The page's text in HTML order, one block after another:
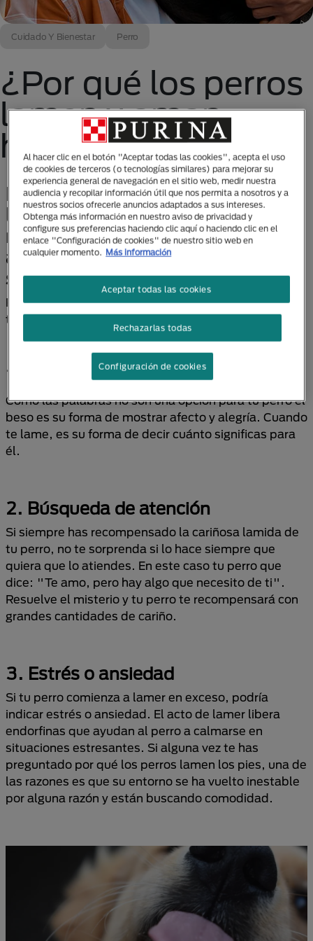
Cuidado Y Bienestar Perro
¿Por qué los perros
lamen y aman
hacerlo?
Hay muchas razones del por qué
los perros lamen, podría ser para
mostrarte afecto o llamar tu
atención, también puede ser un
signo de estrés y ansiedad.
Puede parecer simple, pero es un comportamiento
tan complejo con diversos significados diferentes.
1. Muestra afecto
Como las palabras no son una opción para tu perro el
beso es su forma de mostrar afecto y alegría. Cuando
te lame, es su forma de decir cuánto significas para
él.
2. Búsqueda de atención
Si siempre has recompensado la cariñosa lamida de
tu perro, no te sorprenda si lo hace siempre que
quiera que lo atiendes. En este caso tu perro que
dice: "Te amo, pero hay algo que necesito de ti".
Resuelve el misterio y tu perro te recompensará con
grandes cantidades de cariño.
3. Estrés o ansiedad
Si tu perro comienza a lamer en exceso, podría
indicar estrés o ansiedad. El acto de lamer libera
endorfinas que ayudan al perro a calmarse en
situaciones estresantes. Si alguna vez te has
preguntado por qué los perros lamen los pies, una de
las razones es que su entorno se ha vuelto inestable
por alguna razón y están buscando comodidad.
Al hacer clic en el botón "Aceptar todas las cookies", acepta el uso
de cookies de terceros (o tecnologías similares) para mejorar su
experiencia general de navegación en el sitio web, medir nuestra
audiencia y recopilar información útil que nos permita a nosotros y a
nuestros socios ofrecerle anuncios adaptados a sus intereses.
Obtenga más información en nuestro aviso de privacidad y
configure sus preferencias haciendo clic aquí o haciendo clic en el
enlace "Configuración de cookies" de nuestro sitio web en
cualquier momento. Más información
Rechazarlas todas
Aceptar todas las cookies
Configuración de cookies